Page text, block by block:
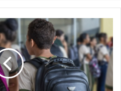
b
s
i
t
e